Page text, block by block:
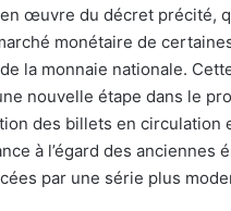
œuvre du décret précité,
monétaire de
la monnaie nationale.
nouvelle étape dans le
des billets en circulation
à l’égard des anciennes
par une série plus